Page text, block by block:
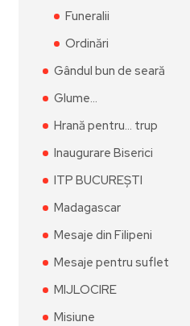
Funeralii
Ordinări
Gândul bun de seară
Glume…
Hrană pentru… trup
Inaugurare Biserici
ITP BUCUREȘTI
Madagascar
Mesaje din Filipeni
Mesaje pentru suflet
MIJLOCIRE
Misiune